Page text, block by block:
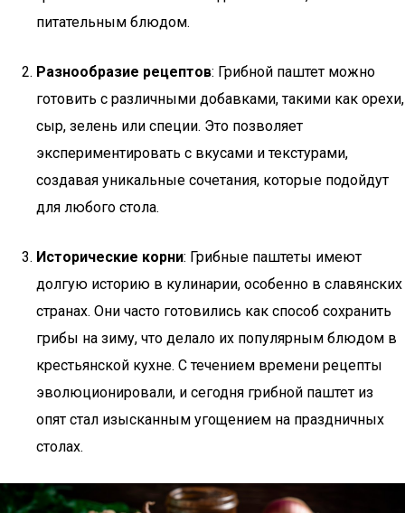
питательным блюдом.
Разнообразие рецептов: Грибной паштет можно
готовить с различными добавками, такими как орехи,
сыр, зелень или специи. Это позволяет
экспериментировать с вкусами и текстурами,
создавая уникальные сочетания, которые подойдут
для любого стола.
Исторические корни: Грибные паштеты имеют
долгую историю в кулинарии, особенно в славянских
странах. Они часто готовились как способ сохранить
грибы на зиму, что делало их популярным блюдом в
крестьянской кухне. С течением времени рецепты
эволюционировали, и сегодня грибной паштет из
опят стал изысканным угощением на праздничных
столах.